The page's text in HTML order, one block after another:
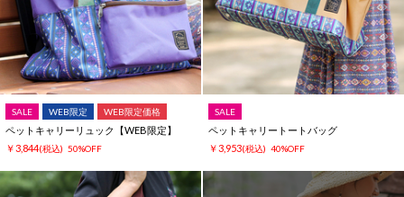
SALE WEB限定 WEB限定価格
ペットキャリーリュック【WEB限定】
￥3,844(税込) 50%OFF
SALE
ペットキャリートートバッグ
￥3,953(税込) 40%OFF